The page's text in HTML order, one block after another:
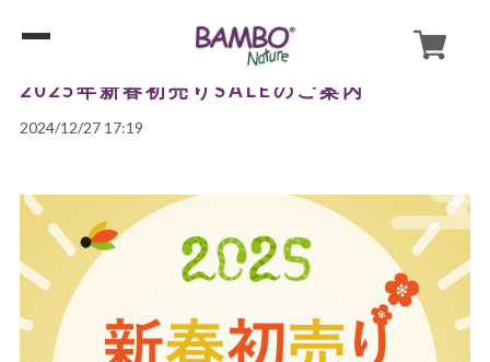
2025年新春初売りSALEのご案内
2024/12/27 17:19